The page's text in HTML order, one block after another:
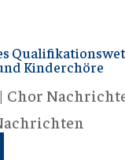
Kinderchöre
| Chor